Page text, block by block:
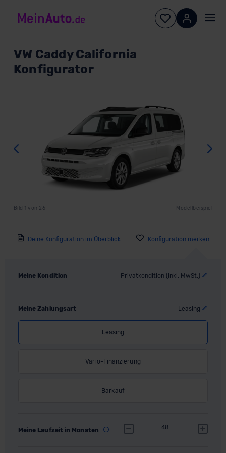
VW Caddy California
Konfigurator
Zurück
Bild 1 von 26 Modellbeispiel
Deine Konfiguration im Überblick
Meine Kondition Privatkondition (inkl. MwSt.)
Meine Zahlungsart Leasing
Leasing
Vario-Finanzierung
Barkauf
Meine Laufzeit in Monaten 48